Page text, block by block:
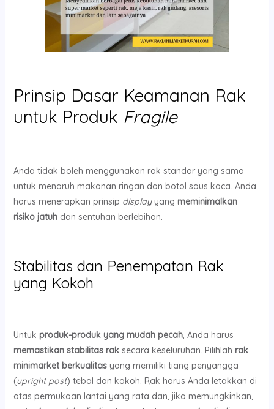
Prinsip Dasar Keamanan Rak
untuk Produk Fragile
Anda tidak boleh menggunakan rak standar yang sama
untuk menaruh makanan ringan dan botol saus kaca. Anda
harus menerapkan prinsip displayyang meminimalkan
risiko jatuhdan sentuhan berlebihan.
Stabilitas dan Penempatan Rak
yang Kokoh
Untuk produk-produk yang mudah pecah, Anda harus
memastikan stabilitas raksecara keseluruhan. Pilihlah rak
minimarket berkualitasyang memiliki tiang penyangga
(upright post) tebal dan kokoh. Rak harus Anda letakkan di
atas permukaan lantai yang rata dan, jika memungkinkan,